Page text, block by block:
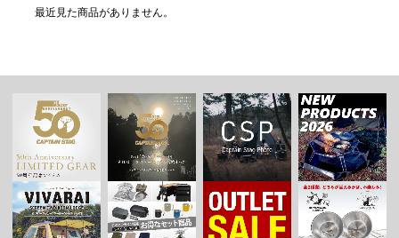
最近見た商品がありません。